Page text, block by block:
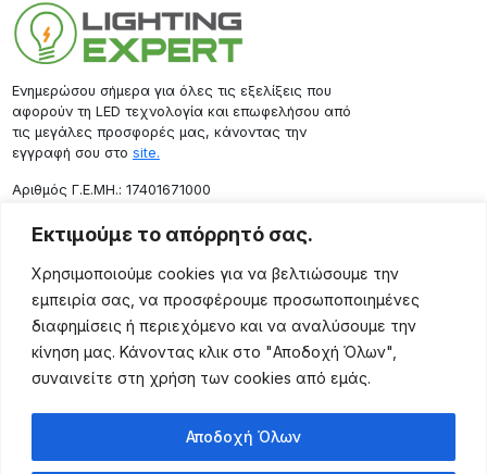
Εκτιμούμε το απόρρητό σας.
Χρησιμοποιούμε cookies για να βελτιώσουμε την
εμπειρία σας, να προσφέρουμε προσωποποιημένες
διαφημίσεις ή περιεχόμενο και να αναλύσουμε την
κίνηση μας. Κάνοντας κλικ στο "Αποδοχή Όλων",
συναινείτε στη χρήση των cookies από εμάς.
Αποδοχή Όλων
Ενημερώσου σήμερα για όλες τις εξελίξεις που
αφορούν τη LED τεχνολογία και επωφελήσου από
τις μεγάλες προσφορές μας, κάνοντας την
εγγραφή σου στο site.
Aριθμός Γ.Ε.ΜΗ.: 17401671000
Επικοινωνία
Ρόδου 133, Αθήνα 10443
(+30) 211 725 5427
sales@lightingexpert.gr
Χρήσιμες Σελίδες